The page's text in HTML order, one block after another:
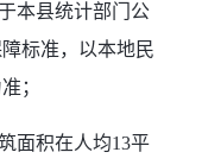
本县统计部门公
标准，以本地民
；
面积在人均13平